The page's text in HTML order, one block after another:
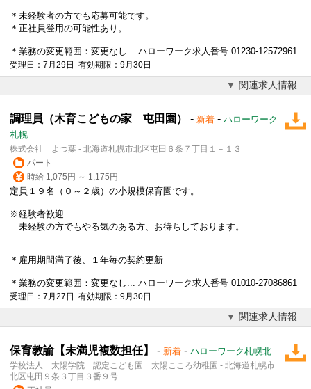
＊未経験者の方でも応募可能です。
＊正社員登用の可能性あり。
＊業務の変更範囲：変更なし... ハローワーク求人番号 01230-12572961
受理日：7月29日 有効期限：9月30日
関連求人情報
調理員（木育こどもの家 屯田園） - 新着 - ハローワーク
札幌
株式会社 よつ葉 - 北海道札幌市北区屯田６条７丁目１－１３
パート
時給 1,075円 ～ 1,175円
定員１９名（０～２歳）の小規模保育園です。
※経験者歓迎
未経験の方でもやる気のある方、お待ちしております。
＊雇用期間満了後、１年毎の契約更新
＊業務の変更範囲：変更なし... ハローワーク求人番号 01010-27086861
受理日：7月27日 有効期限：9月30日
関連求人情報
保育教諭【未満児複数担任】 - 新着 - ハローワーク札幌北
学校法人 太陽学院 認定こども園 太陽こころ幼稚園 - 北海道札幌市
北区屯田９条３丁目３番９号